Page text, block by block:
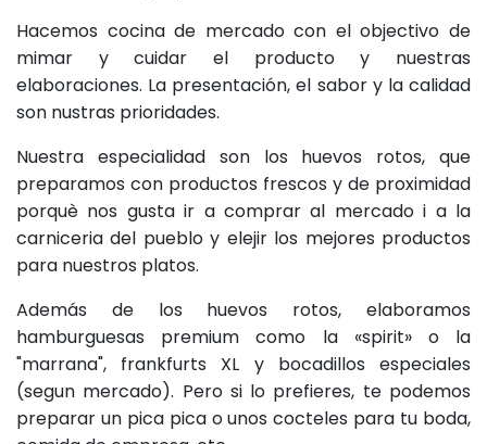
Hacemos cocina de mercado con el objectivo de
mimar y cuidar el producto y nuestras
elaboraciones. La presentación, el sabor y la calidad
son nustras prioridades.
Nuestra especialidad son los huevos rotos, que
preparamos con productos frescos y de proximidad
porquè nos gusta ir a comprar al mercado i a la
carniceria del pueblo y elejir los mejores productos
para nuestros platos.
Además de los huevos rotos, elaboramos
hamburguesas premium como la «spirit» o la
"marrana", frankfurts XL y bocadillos especiales
(segun mercado). Pero si lo prefieres, te podemos
preparar un pica pica o unos cocteles para tu boda,